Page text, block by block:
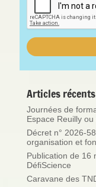
Articles récents
Journées de
Espace Reuilly
Décret n° 2026-
organisation et
Publication de 16
DéfiScience
Caravane des